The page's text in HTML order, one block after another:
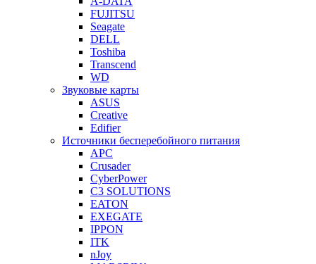
FUJITSU
Seagate
DELL
Toshiba
Transcend
WD
Звуковые карты
ASUS
Creative
Edifier
Источники бесперебойного питания
APC
Crusader
CyberPower
C3 SOLUTIONS
EATON
EXEGATE
IPPON
ITK
nJoy